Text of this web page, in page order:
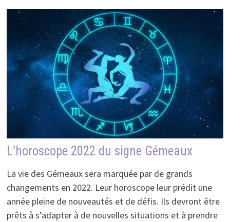
L’horoscope 2022 du signe Gémeaux
La vie des Gémeaux sera marquée par de grands
changements en 2022. Leur horoscope leur prédit une
année pleine de nouveautés et de défis. Ils devront être
prêts à s’adapter à de nouvelles situations et à prendre